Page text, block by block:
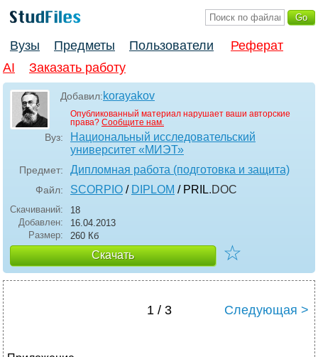
Вузы Предметы Пользователи
Реферат
AI
Заказать работу
Добавил:korayakov
Опубликованный материал нарушает ваши авторские
права? Сообщите нам.
Вуз:
Национальный исследовательский
университет «МИЭТ»
Предмет: Дипломная работа (подготовка и защита)
Файл: SCORPIO / DIPLOM / PRIL.DOC
Скачиваний:
18
Добавлен:
16.04.2013
Размер:
260 Кб
Скачать ☆
1 / 3 Следующая >